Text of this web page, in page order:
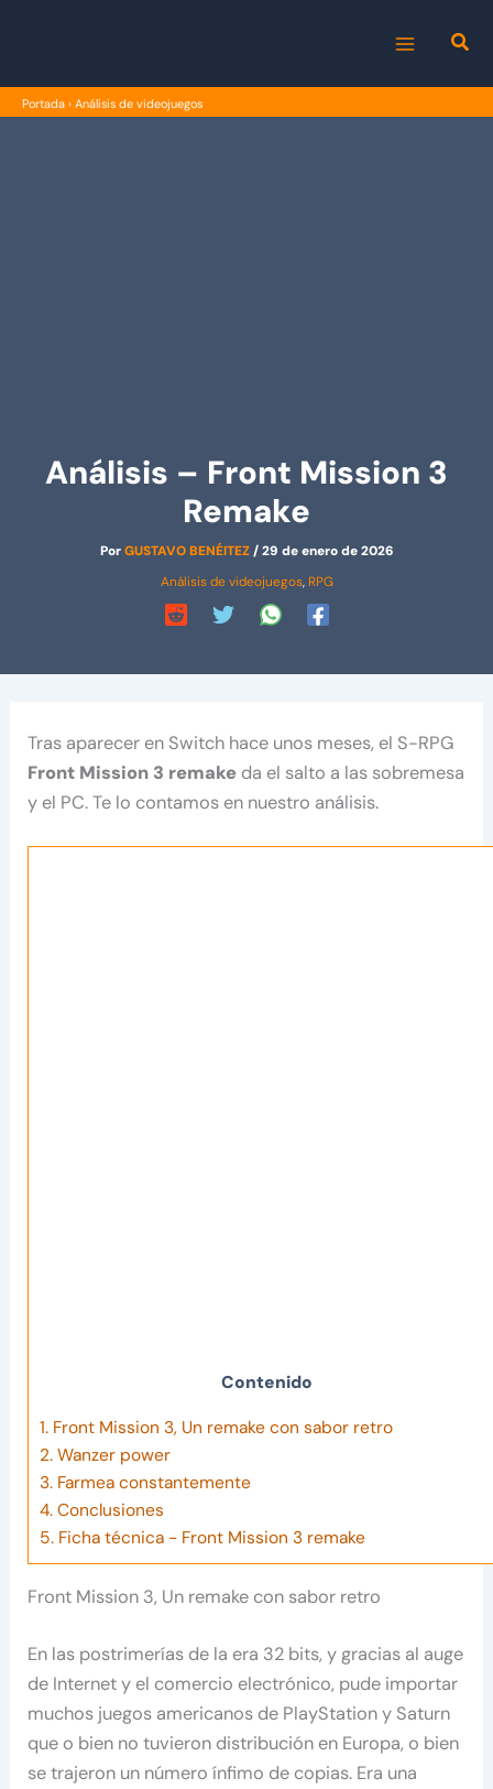
MENU
Portada › Análisis de videojuegos
Análisis – Front Mission 3
Remake
PorGUSTAVO BENÉITEZ/29 de enero de 2026
Análisis de videojuegos, RPG
Tras aparecer en Switch hace unos meses, el S-RPG
Front Mission 3 remake da el salto a las sobremesa
y el PC. Te lo contamos en nuestro análisis.
Contenido
1. Front Mission 3, Un remake con sabor retro
2. Wanzer power
3. Farmea constantemente
4. Conclusiones
5. Ficha técnica - Front Mission 3 remake
Front Mission 3, Un remake con sabor retro
En las postrimerías de la era 32 bits, y gracias al auge
de Internet y el comercio electrónico, pude importar
muchos juegos americanos de PlayStation y Saturn
que o bien no tuvieron distribución en Europa, o bien
se trajeron un número ínfimo de copias. Era una